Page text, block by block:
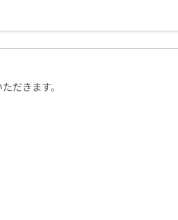
認証サービス
セキュリティ対策
だきます。